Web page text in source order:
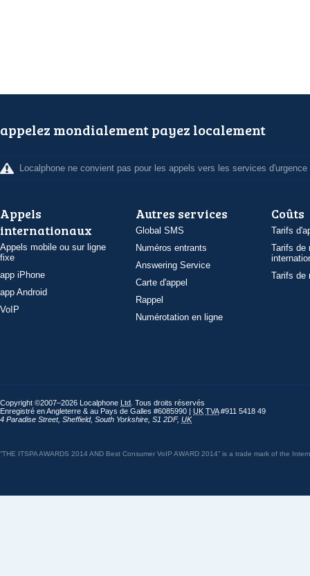
appelez mondialement payez localement
Localphone ne convient pas pour les appels vers les services d'urgence
Appels
internationaux
Appels mobile ou sur ligne
fixe
app iPhone
app Android
VoIP
Autres services
Global SMS
Numéros entrants
Answering Service
Carte d'appel
Rappel
Numérotation en ligne
Coûts
Tarifs
Tarifs de
Tarifs de
Copyright ©2007–2026 Localphone Ltd . Tous droits réservés
Enregistré en Angleterre & au Pays de Galles #6085990 | UK TVA#911 5418 49
4 Paradise Street, Sheffield, South Yorkshire S1 2DF, UK
“THE ITSPA AWARDS 2014 AND Best Consumer VoIP AWARD 2014” is a trade mark of the